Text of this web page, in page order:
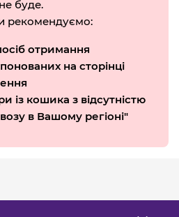
буде.
рекомендуємо:
отримання
на сторінці
із кошика з відсутністю
в Вашому регіоні"